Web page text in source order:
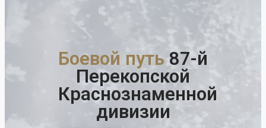
Боевой путь87-й
Перекопской
Краснознаменной
дивизии